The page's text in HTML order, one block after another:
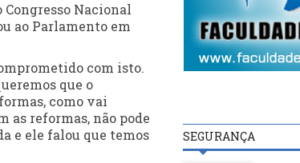
Congresso Nacional
ao Parlamento em
com isto.
que o
como vai
as reformas, não pode
e ele falou que temos
SEGURANÇA